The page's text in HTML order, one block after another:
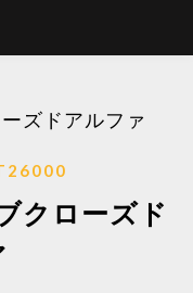
ズドアルファ
クローズド